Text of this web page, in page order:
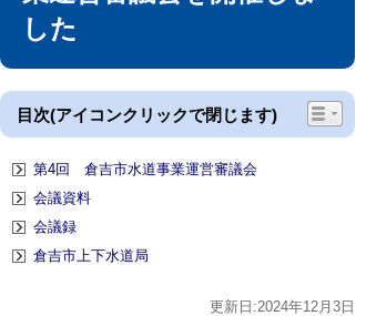
した
目次(アイコンクリックで閉じます)
第4回 倉吉市水道事業運営審議会
会議資料
会議録
倉吉市上下水道局
更新日:2024年12月3日